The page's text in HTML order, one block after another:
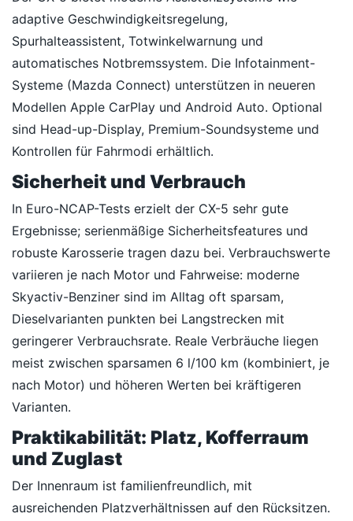
adaptive Geschwindigkeitsregelung,
Spurhalteassistent, Totwinkelwarnung und
automatisches Notbremssystem. Die Infotainment-
Systeme (Mazda Connect) unterstützen in neueren
Modellen Apple CarPlay und Android Auto. Optional
sind Head-up-Display, Premium-Soundsysteme und
Kontrollen für Fahrmodi erhältlich.
Sicherheit und Verbrauch
In Euro-NCAP-Tests erzielt der CX-5 sehr gute
Ergebnisse; serienmäßige Sicherheitsfeatures und
robuste Karosserie tragen dazu bei. Verbrauchswerte
variieren je nach Motor und Fahrweise: moderne
Skyactiv-Benziner sind im Alltag oft sparsam,
Dieselvarianten punkten bei Langstrecken mit
geringerer Verbrauchsrate. Reale Verbräuche liegen
meist zwischen sparsamen 6 l/100 km (kombiniert, je
nach Motor) und höheren Werten bei kräftigeren
Varianten.
Praktikabilität: Platz, Kofferraum
und Zuglast
Der Innenraum ist familienfreundlich, mit
ausreichenden Platzverhältnissen auf den Rücksitzen.